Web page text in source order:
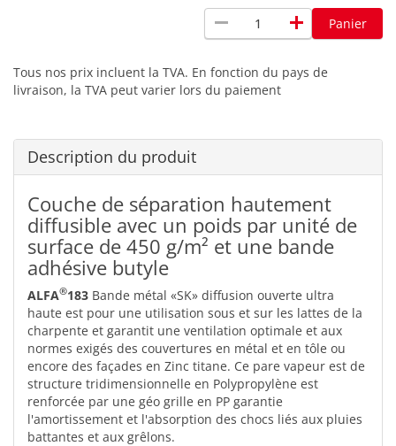
remove add Panier
Tous nos prix incluent la TVA. En fonction du pays de
livraison, la TVA peut varier lors du paiement
Description du produit
Couche de séparation hautement
diffusible avec un poids par unité de
surface de 450 g/m² et une bande
adhésive butyle
ALFA®183 Bande métal «SK» diffusion ouverte ultra
haute est pour une utilisation sous et sur les lattes de la
charpente et garantit une ventilation optimale et aux
normes exigés des couvertures en métal et en tôle ou
encore des façades en Zinc titane. Ce pare vapeur est de
structure tridimensionnelle en Polypropylène est
renforcée par une géo grille en PP garantie
l'amortissement et l'absorption des chocs liés aux pluies
battantes et aux grêlons.